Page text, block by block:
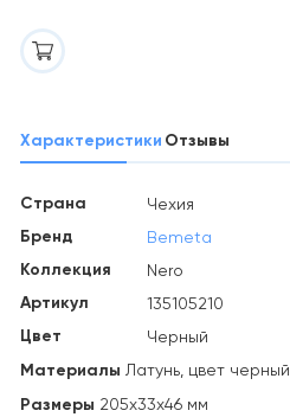
Характеристики Отзывы
Страна Чехия
Бренд Bemeta
Коллекция Nero
Артикул 135105210
Цвет Черный
Материалы Латунь, цвет черный
Размеры 205х33х46 мм